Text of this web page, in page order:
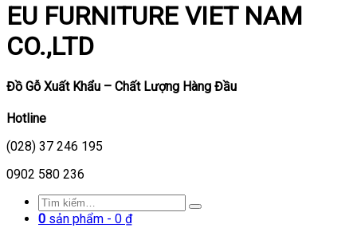
EU FURNITURE VIET NAM
CO.,LTD
Đồ Gỗ Xuất Khẩu – Chất Lượng Hàng Đầu
Hotline
(028) 37 246 195
0902 580 236
0 sản phẩm - 0 ₫